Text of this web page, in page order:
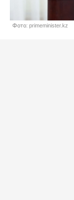
Фото: primeminister.kz